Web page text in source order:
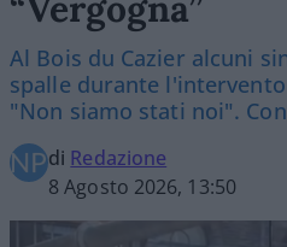
Al Bois du Cazier alcuni
spalle durante
"Non siamo stati noi".
di Redazione
8 Agosto 2026, 13:50